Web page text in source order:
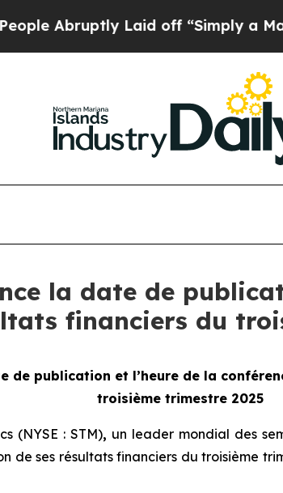
Abruptly Laid off “Simply a Math
la date de
financiers du
de publication et l’heure de la
troisième trimestre 2025
(NYSE : STM), un leader mondial des
ses résultats financiers du troisième